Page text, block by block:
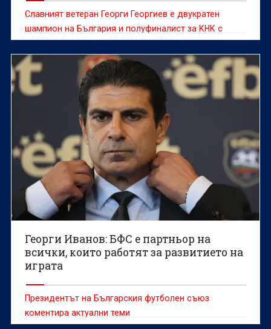
Славният ветеран Георги Георгиев е двукратен
шампион на България и полуфиналист за КНК с
ЦСКА, а освен това е един от любимците на
феновете на Ботев Пловдив.
Георги Иванов: БФС е партньор на
всички, които работят за развитието на
играта
Президентът на Българския футболен съюз
коментира актуални теми